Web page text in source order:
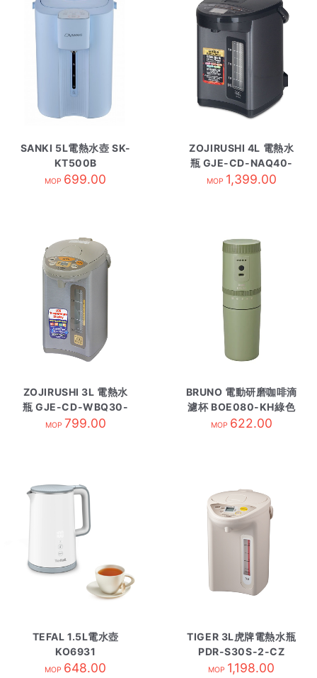
SANKI 5L電熱水壺 SK-
KT500B
MOP 699.00
ZOJIRUSHI 4L 電熱水
瓶 GJE-CD-NAQ40-
BM
MOP 1,399.00
ZOJIRUSHI 3L 電熱水
瓶 GJE-CD-WBQ30-
HA
MOP 799.00
BRUNO 電動研磨咖啡滴
濾杯 BOE080-KH綠色
MOP 622.00
TEFAL 1.5L電水壺
KO6931
MOP 648.00
TIGER 3L虎牌電熱水瓶
PDR-S30S-2-CZ
MOP 1,198.00